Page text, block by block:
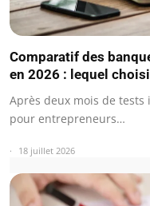
Comparatif des
en 2026 : lequel
Après deux mois de
pour entrepreneurs…
18 juillet 2026